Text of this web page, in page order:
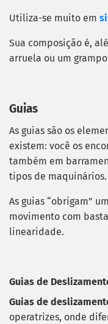
Utiliza-se muito em
Sua composição é,
arruela ou um
Guias
As guias são os
existem: você os
também em
tipos de maquinários.
As guias “obrigam”
movimento com
linearidade.
Guias de
Guias de
operatrizes, onde